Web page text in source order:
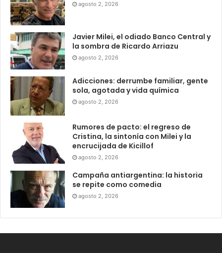
agosto 2, 2026
Javier Milei, el odiado Banco Central y
la sombra de Ricardo Arriazu
agosto 2, 2026
Adicciones: derrumbe familiar, gente
sola, agotada y vida química
agosto 2, 2026
Rumores de pacto: el regreso de
Cristina, la sintonía con Milei y la
encrucijada de Kicillof
agosto 2, 2026
Campaña antiargentina: la historia
se repite como comedia
agosto 2, 2026